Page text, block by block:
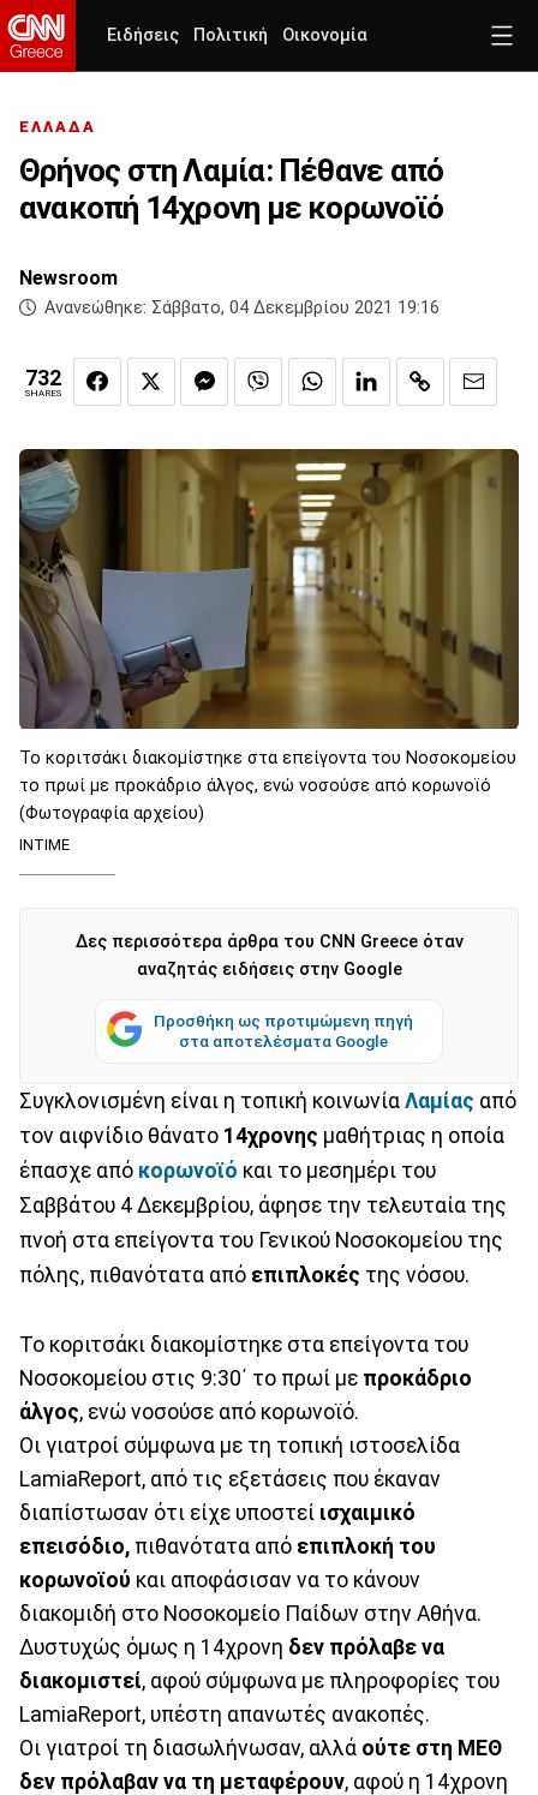
Ειδήσεις Πολιτική Οικονομία
ΕΛΛΑΔΑ
Θρήνος στη Λαμία: Πέθανε από
ανακοπή 14χρονη με κορωνοϊό
Newsroom
Ανανεώθηκε: Σάββατο, 04 Δεκεμβρίου 2021 19:16
732
SHARES
Το κοριτσάκι διακομίστηκε στα επείγοντα του Νοσοκομείου
το πρωί με προκάδριο άλγος, ενώ νοσούσε από κορωνοϊό
(Φωτογραφία αρχείου)
ΙΝΤΙΜΕ
Δες περισσότερα άρθρα του CNN Greece όταν
αναζητάς ειδήσεις στην Google
Προσθήκη ως προτιμώμενη πηγή
στα αποτελέσματα Google
Συγκλονισμένη είναι η τοπική κοινωνία Λαμίας από
τον αιφνίδιο θάνατο 14χρονης μαθήτριας η οποία
έπασχε από κορωνοϊό και το μεσημέρι του
Σαββάτου 4 Δεκεμβρίου, άφησε την τελευταία της
πνοή στα επείγοντα του Γενικού Νοσοκομείου της
πόλης, πιθανότατα από επιπλοκές της νόσου.
Το κοριτσάκι διακομίστηκε στα επείγοντα του
Νοσοκομείου στις 9:30΄ το πρωί με προκάδριο
άλγος, ενώ νοσούσε από κορωνοϊό.
Οι γιατροί σύμφωνα με τη τοπική ιστοσελίδα
LamiaReport, από τις εξετάσεις που έκαναν
διαπίστωσαν ότι είχε υποστεί ισχαιμικό
επεισόδιο, πιθανότατα από επιπλοκή του
κορωνοϊού και αποφάσισαν να το κάνουν
διακομιδή στο Νοσοκομείο Παίδων στην Αθήνα.
Δυστυχώς όμως η 14χρονη δεν πρόλαβε να
διακομιστεί, αφού σύμφωνα με πληροφορίες του
LamiaReport, υπέστη απανωτές ανακοπές.
Οι γιατροί τη διασωλήνωσαν, αλλά ούτε στη ΜΕΘ
δεν πρόλαβαν να τη μεταφέρουν, αφού η 14χρονη